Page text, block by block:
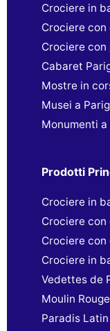
Crociere in
Crociere con
Crociere con
Cabaret
Mostre in
Musei a
Monumenti a
Prodotti
Crociere in
Crociere con
Crociere con
Crociere in
Vedettes de
Moulin Rouge
Paradis Latin